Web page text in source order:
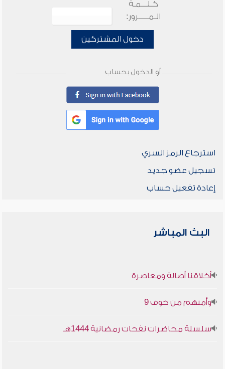
كـلـــمـة
الـمـــــرور:
دخول المشتركين
أو الدخول بحساب
استرجاع الرمز السري
تسجيل عضو جديد
إعادة تفعيل حساب
البث المباشر
أخلاقنا أصالة ومعاصرة
وأمنهم من خوف 9
سلسلة محاضرات نفحات رمضانية 1444هـ